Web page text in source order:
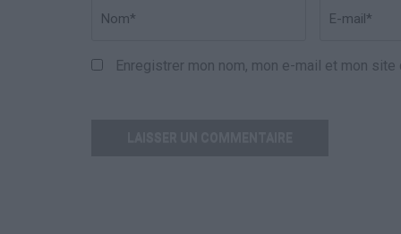
Enregistrer mon nom, mon e-mail et mon